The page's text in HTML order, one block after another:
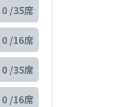
0 /35席
0 /16席
0 /35席
0 /16席